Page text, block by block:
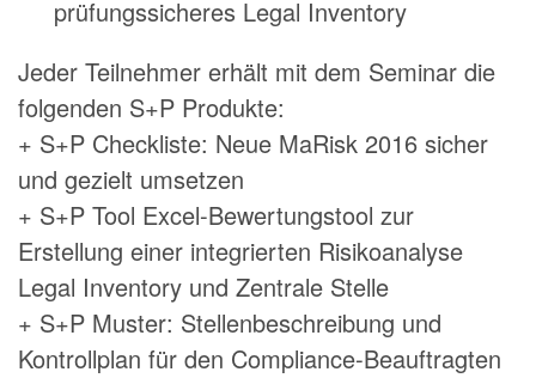
prüfungssicheres Legal Inventory
Jeder Teilnehmer erhält mit dem Seminar die
folgenden S+P Produkte:
+ S+P Checkliste: Neue MaRisk 2016 sicher
und gezielt umsetzen
+ S+P Tool Excel-Bewertungstool zur
Erstellung einer integrierten Risikoanalyse
Legal Inventory und Zentrale Stelle
+ S+P Muster: Stellenbeschreibung und
Kontrollplan für den Compliance-Beauftragten